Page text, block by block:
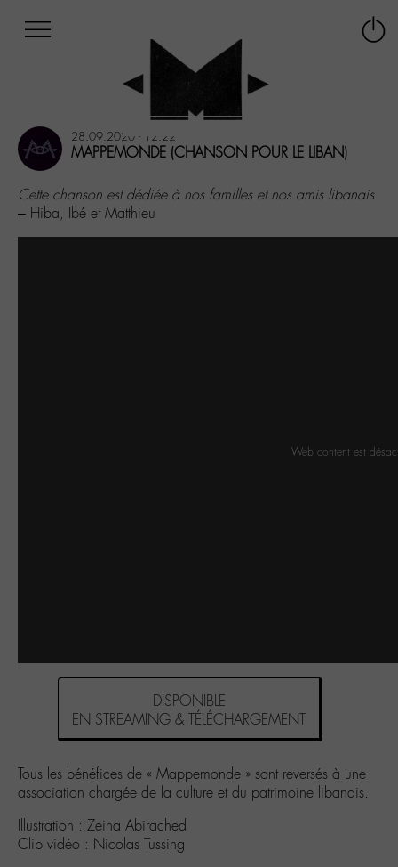
au
menu
Aller
contenu
Aller
à
28.09.2020 - 12:22
MAPPEMONDE (CHANSON POUR LE LIBAN)
Cette chanson est dédiée à nos familles et nos amis libanais
– Hiba, Ibé et Matthieu
Web content est
DISPONIBLE
EN STREAMING & TÉLÉCHARGEMENT
Tous les bénéfices de « Mappemonde » sont reversés à une
association chargée de la culture et du patrimoine libanais.
Illustration : Zeina Abirached
Clip vidéo : Nicolas Tussing